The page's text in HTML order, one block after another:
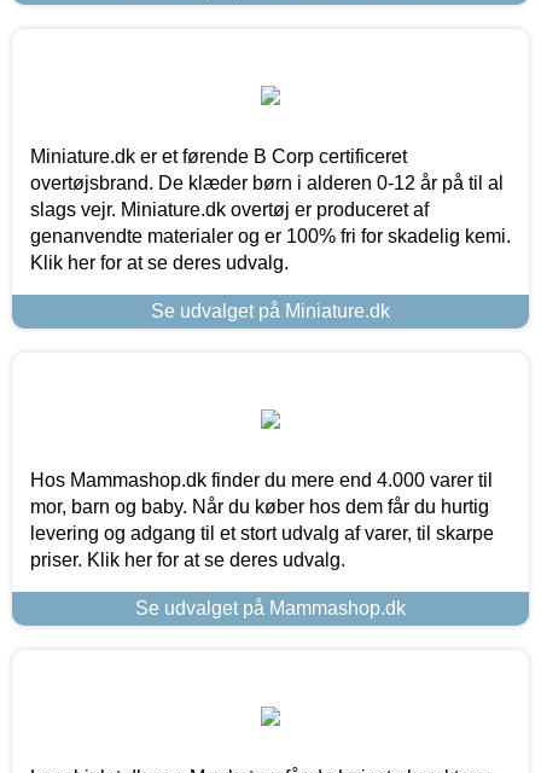
Miniature.dk er et førende B Corp certificeret
overtøjsbrand. De klæder børn i alderen 0-12 år på til al
slags vejr. Miniature.dk overtøj er produceret af
genanvendte materialer og er 100% fri for skadelig kemi.
Klik her for at se deres udvalg.
Se udvalget på Miniature.dk
Hos Mammashop.dk finder du mere end 4.000 varer til
mor, barn og baby. Når du køber hos dem får du hurtig
levering og adgang til et stort udvalg af varer, til skarpe
priser. Klik her for at se deres udvalg.
Se udvalget på Mammashop.dk